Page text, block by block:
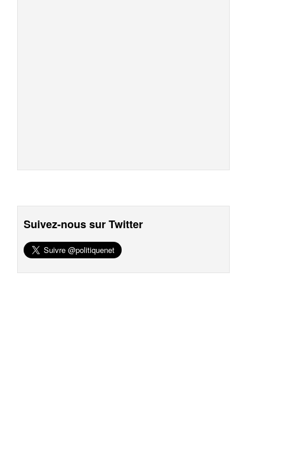
Suivez-nous sur Twitter